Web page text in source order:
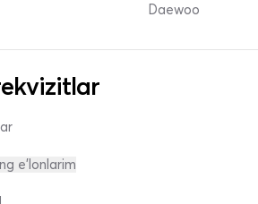
Daewoo
e'lonlarim